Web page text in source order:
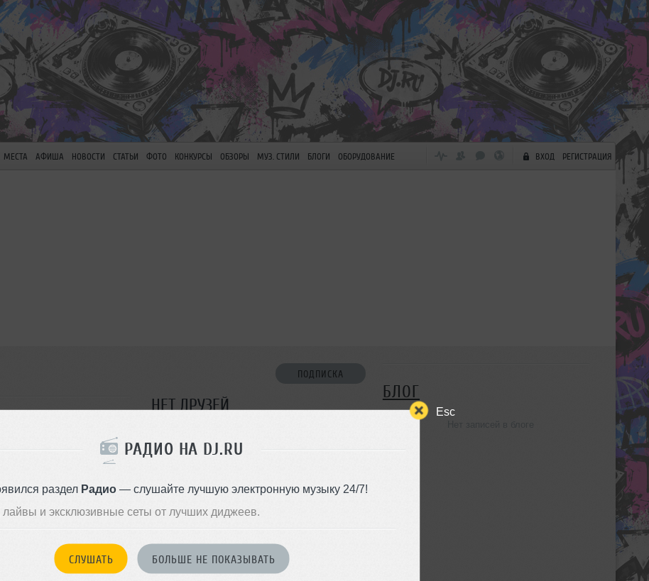
Esc
РАДИО НА DJ.RU
раздел Радио— слушайте лучшую электронную музыку 24/7!
и эксклюзивные сеты от лучших диджеев.
СЛУШАТЬ БОЛЬШЕ НЕ ПОКАЗЫВАТЬ
МЕСТА АФИША НОВОСТИ СТАТЬИ ФОТО КОНКУРСЫ ОБЗОРЫ МУЗ. СТИЛИ БЛОГИ ОБОРУДОВАНИЕ ВХОД РЕГИСТРАЦИЯ
ПОДПИСКА
НЕТ ДРУЗЕЙ
БЛОГ